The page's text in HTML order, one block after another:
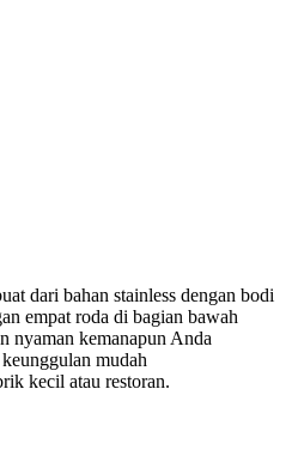
dari bahan stainless dengan bodi
empat roda di bagian bawah
nyaman kemanapun Anda
mudah
kecil atau restoran.